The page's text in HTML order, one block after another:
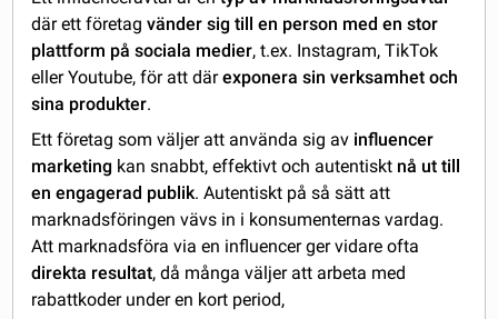
där ett företagvänder sig till en person med en stor
plattform på sociala medier, t.ex. Instagram, TikTok
eller Youtube, för att därexponera sin verksamhet och
sina produkter.
Ett företag som väljer att använda sig av influencer
marketing kan snabbt, effektivt och autentiskt nå ut till
en engagerad publik. Autentiskt på så sätt att
marknadsföringen vävs in i konsumenternas vardag.
Att marknadsföra via en influencer ger vidare ofta
direkta resultat, då många väljer att arbeta med
rabattkoder under en kort period,